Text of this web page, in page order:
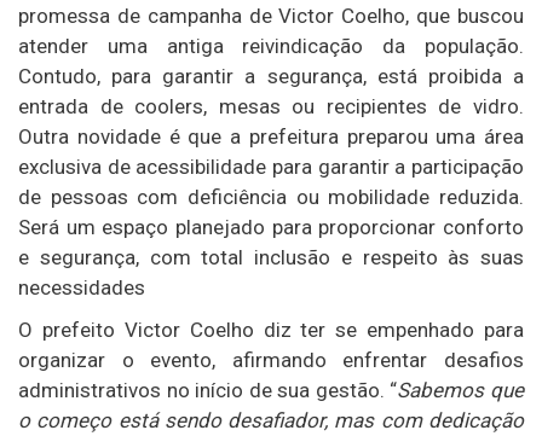
promessa de campanha de Victor Coelho, que buscou
atender uma antiga reivindicação da população.
Contudo, para garantir a segurança, está proibida a
entrada de coolers, mesas ou recipientes de vidro.
Outra novidade é que a prefeitura preparou uma área
exclusiva de acessibilidade para garantir a participação
de pessoas com deficiência ou mobilidade reduzida.
Será um espaço planejado para proporcionar conforto
e segurança, com total inclusão e respeito às suas
necessidades
O prefeito Victor Coelho diz ter se empenhado para
organizar o evento, afirmando enfrentar desafios
administrativos no início de sua gestão. “Sabemos que
o começo está sendo desafiador, mas com dedicação